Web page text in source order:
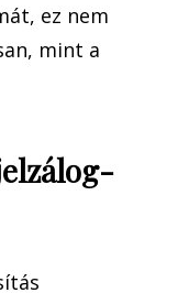
ez nem
mint a